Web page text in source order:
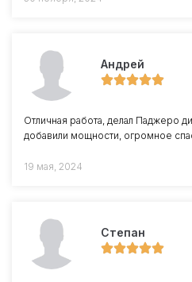
Андрей
Отличная работа, делал Паджеро
добавили мощности, огромное
19 мая, 2024
Степан